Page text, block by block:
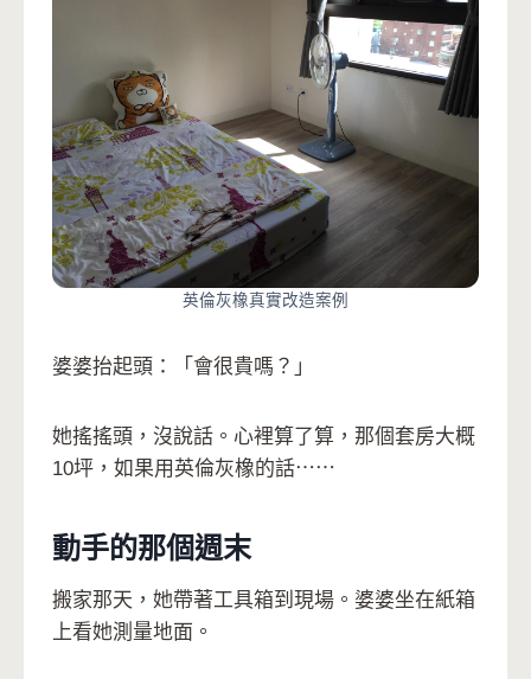
英倫灰橡真實改造案例
婆婆抬起頭：「會很貴嗎？」
她搖搖頭，沒說話。心裡算了算，那個套房大概
10坪，如果用英倫灰橡的話⋯⋯
動手的那個週末
搬家那天，她帶著工具箱到現場。婆婆坐在紙箱
上看她測量地面。